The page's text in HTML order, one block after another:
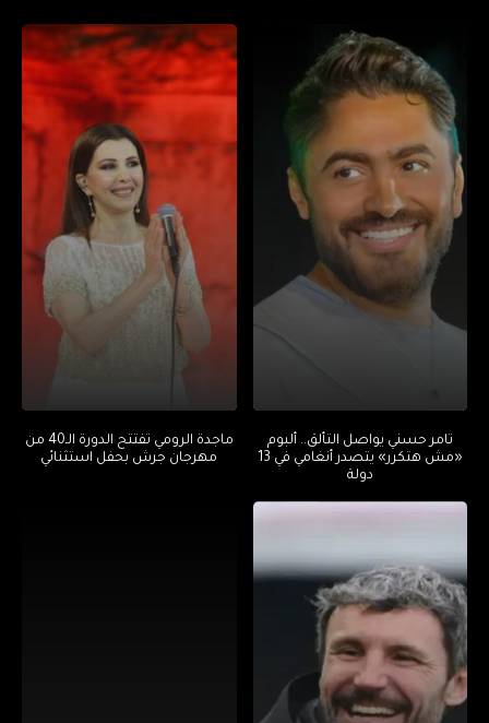
تامر حسني يواصل التألق.. ألبوم
«مش هتكرر» يتصدر أنغامي في 13
دولة
ماجدة الرومي تفتتح الدورة الـ40 من
مهرجان جرش بحفل استثنائي